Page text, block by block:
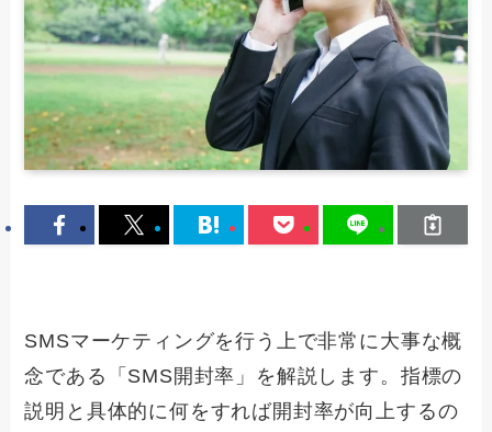
SMSマーケティングを行う上で非常に大事な概
念である「SMS開封率」を解説します。指標の
説明と具体的に何をすれば開封率が向上するの